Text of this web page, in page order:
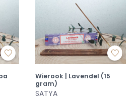
Wierook | Lavendel (15
gram)
SATYA